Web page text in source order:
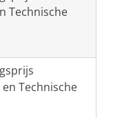
Technische
Technische